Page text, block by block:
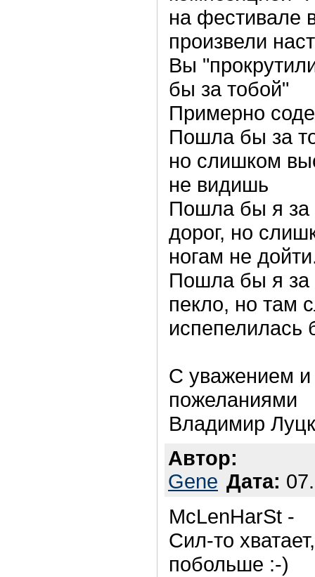
на фестивале
произвели
Вы
бы за тобой"
Примерно
Пошла бы за
но слишком
не видишь
Пошла бы я за
дорог, но
ногам не
Пошла бы я за
пекло, но там
испепелилась
С уважением
пожеланиями
Владимир
Автор:
Gene Дата:
McLenHarSt -
Сил-то
побольше :-)